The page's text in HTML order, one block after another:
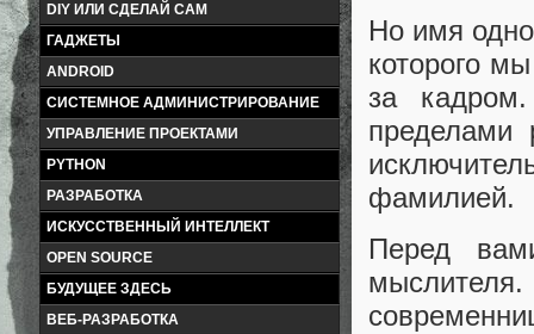
DIY ИЛИ СДЕЛАЙ САМ
ГАДЖЕТЫ
ANDROID
СИСТЕМНОЕ АДМИНИСТРИРОВАНИЕ
УПРАВЛЕНИЕ ПРОЕКТАМИ
PYTHON
РАЗРАБОТКА
ИСКУССТВЕННЫЙ ИНТЕЛЛЕКТ
OPEN SOURCE
БУДУЩЕЕ ЗДЕСЬ
ВЕБ-РАЗРАБОТКА
Но имя
которого
за
пределами
фамилией.
Перед